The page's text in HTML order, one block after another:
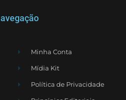
Minha Conta
Mídia Kit
Política de Privacidade